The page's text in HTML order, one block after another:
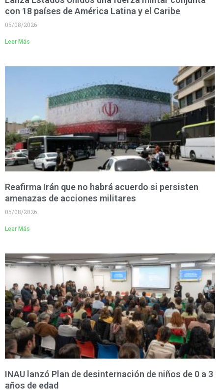
con 18 países de América Latina y el Caribe
05/08/2026
Leer Más
Reafirma Irán que no habrá acuerdo si persisten
amenazas de acciones militares
05/08/2026
Leer Más
INAU lanzó Plan de desinternación de niños de 0 a 3
años de edad